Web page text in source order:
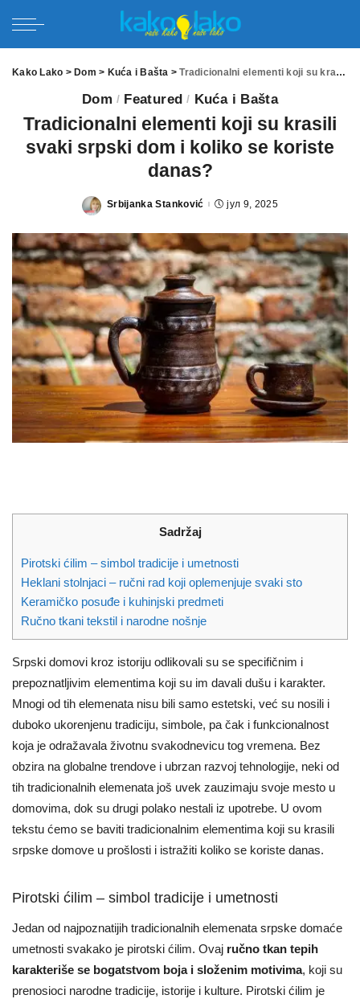
Kako Lako > Dom > Kuća i Bašta >Tradicionalni elementi koji su krasili svaki srpski dom i koliko se koriste danas?
Dom Featured Kuća i Bašta
Tradicionalni elementi koji su krasili
svaki srpski dom i koliko se koriste
danas?
Posted
Srbijanka Stanković јул 9, 2025
Sadržaj
Pirotski ćilim – simbol tradicije i umetnosti
Heklani stolnjaci – ručni rad koji oplemenjuje svaki sto
Keramičko posuđe i kuhinjski predmeti
Ručno tkani tekstil i narodne nošnje
Srpski domovi kroz istoriju odlikovali su se specifičnim i
prepoznatljivim elementima koji su im davali dušu i karakter.
Mnogi od tih elemenata nisu bili samo estetski, već su nosili i
duboko ukorenjenu tradiciju, simbole, pa čak i funkcionalnost
koja je odražavala životnu svakodnevicu tog vremena. Bez
obzira na globalne trendove i ubrzan razvoj tehnologije, neki od
tih tradicionalnih elemenata još uvek zauzimaju svoje mesto u
domovima, dok su drugi polako nestali iz upotrebe. U ovom
tekstu ćemo se baviti tradicionalnim elementima koji su krasili
srpske domove u prošlosti i istražiti koliko se koriste danas.
Pirotski ćilim – simbol tradicije i umetnosti
Jedan od najpoznatijih tradicionalnih elemenata srpske domaće
umetnosti svakako je pirotski ćilim. Ovaj ručno tkan tepih
karakteriše se bogatstvom boja i složenim motivima, koji su
prenosioci narodne tradicije, istorije i kulture. Pirotski ćilim je